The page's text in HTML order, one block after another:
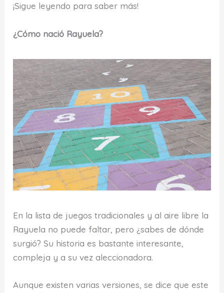
¡Sigue leyendo para saber más!
¿Cómo nació Rayuela?
En la lista de juegos tradicionales y al aire libre la
Rayuela no puede faltar, pero ¿sabes de dónde
surgió? Su historia es bastante interesante,
compleja y a su vez aleccionadora.
Aunque existen varias versiones, se dice que este